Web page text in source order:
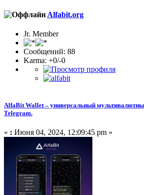
Alfabit.org
Jr. Member
Сообщений: 88
Karma: +0/-0
AlfaBit Wallet – универсальный
Telegram.
« : Июня 04, 2024, 12:09:45 pm »